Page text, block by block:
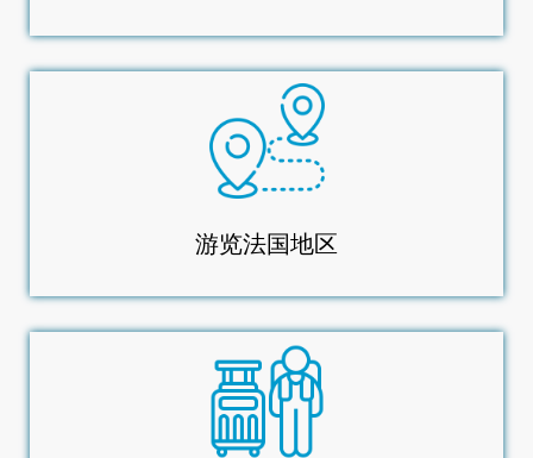
游览法国地区